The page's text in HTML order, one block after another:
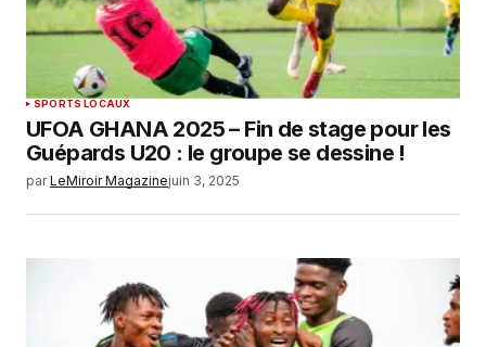
SPORTS LOCAUX
UFOA GHANA 2025 – Fin de stage pour les
Guépards U20 : le groupe se dessine !
par LeMiroir Magazinejuin 3, 2025